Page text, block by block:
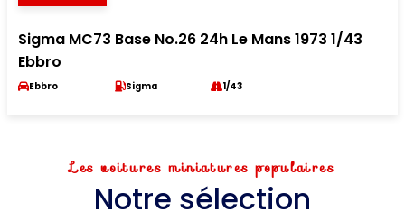
Sigma MC73 Base No.26 24h Le Mans 1973 1/43
Ebbro
Ebbro Sigma 1/43
Les voitures miniatures populaires
Notre sélection